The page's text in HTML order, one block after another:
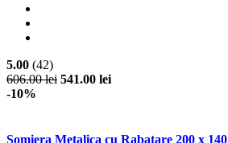
5.00 (42)
606.00 lei 541.00 lei
-10%
Somiera Metalica cu Rabatare 200 x 140